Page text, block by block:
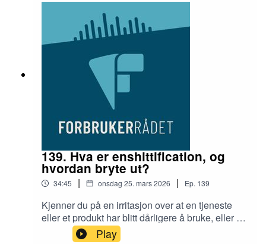
139. Hva er enshittification, og
hvordan bryte ut?
34:45 | onsdag 25. mars 2026 | Ep. 139
Kjenner du på en irritasjon over at en tjeneste
eller et produkt har blitt dårligere å bruke, eller at
du må betale for noe som tidligere var gratis?
Play